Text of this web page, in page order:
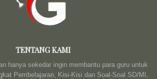
TENTANG KAMI
hanya sekedar ingin membantu para guru untuk
Pembelajaran, Kisi-Kisi dan Soal-Soal SD/MI,